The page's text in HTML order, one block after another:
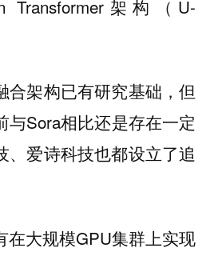
Transformer架构（U-
合架构已有研究基础，但
与Sora相比还是存在一定
、爱诗科技也都设立了追
在大规模GPU集群上实现